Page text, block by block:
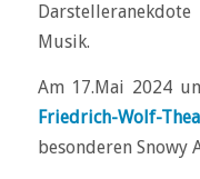
Musik.
Am 17.Mai 2024
Friedrich-Wolf-
besonderen Snowy